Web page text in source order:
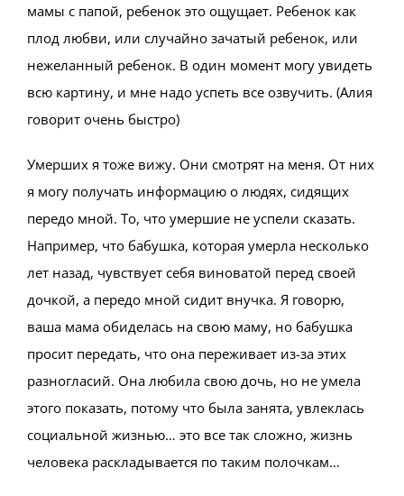
мамы с папой, ребенок это ощущает. Ребенок как
плод любви, или случайно зачатый ребенок, или
нежеланный ребенок. В один момент могу увидеть
всю картину, и мне надо успеть все озвучить. (Алия
говорит очень быстро)
Умерших я тоже вижу. Они смотрят на меня. От них
я могу получать информацию о людях, сидящих
передо мной. То, что умершие не успели сказать.
Например, что бабушка, которая умерла несколько
лет назад, чувствует себя виноватой перед своей
дочкой, а передо мной сидит внучка. Я говорю,
ваша мама обиделась на свою маму, но бабушка
просит передать, что она переживает из-за этих
разногласий. Она любила свою дочь, но не умела
этого показать, потому что была занята, увлеклась
социальной жизнью… это все так сложно, жизнь
человека раскладывается по таким полочкам…